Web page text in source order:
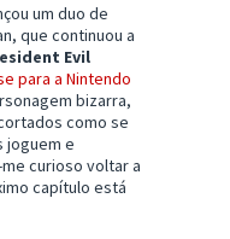
um duo de
que continuou a
Evil
para a Nintendo
bizarra,
como se
joguem e
curioso voltar a
capítulo está